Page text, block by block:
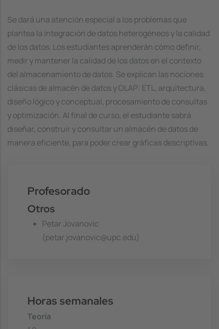
Se dará una atención especial a los problemas que
plantea la integración de datos heterogéneos y la calidad
de los datos. Los estudiantes aprenderán cómo definir,
medir y mantener la calidad de los datos en el contexto
del almacenamiento de datos. Se explican las nociones
clásicas de almacén de datos y OLAP: ETL, arquitectura,
diseño lógico y conceptual, procesamiento de consultas
y optimización. Al final de curso, el estudiante sabrá
diseñar, construir y consultar un almacén de datos de
manera eficiente, para poder crear gràficas descriptivas.
Profesorado
Otros
Petar Jovanovic
(petar.jovanovic@upc.edu)
Horas semanales
Teoría